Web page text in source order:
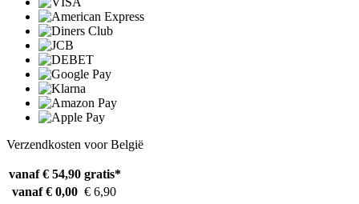
Verzendkosten voor België
vanaf € 54,90 gratis*
vanaf € 0,00 € 6,90